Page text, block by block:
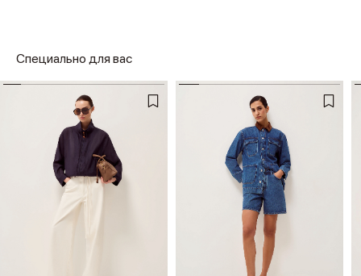
Специально для вас